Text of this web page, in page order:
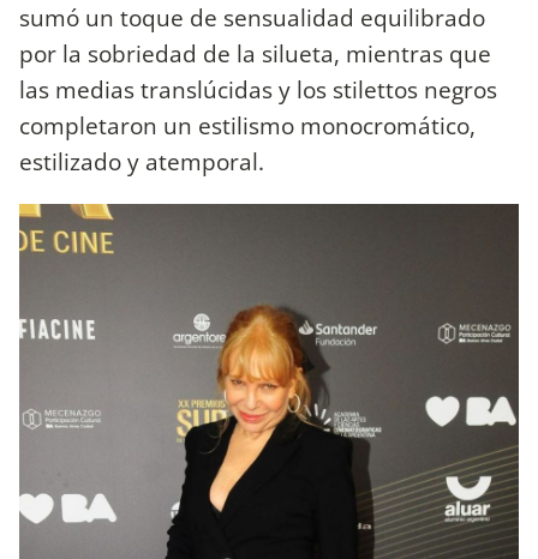
sumó un toque de sensualidad equilibrado
por la sobriedad de la silueta, mientras que
las medias translúcidas y los stilettos negros
completaron un estilismo monocromático,
estilizado y atemporal.